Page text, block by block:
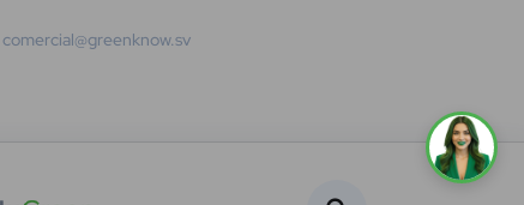
comercial@greenknow.sv